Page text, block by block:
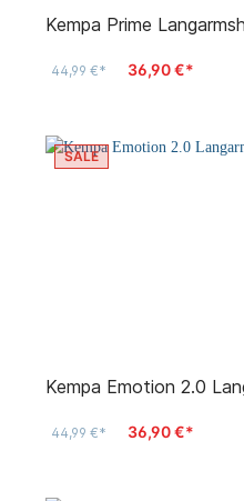
Kempa Prime
44,99 €* 36,90 €*
SALE
Kempa Emotion 2.0
44,99 €* 36,90 €*